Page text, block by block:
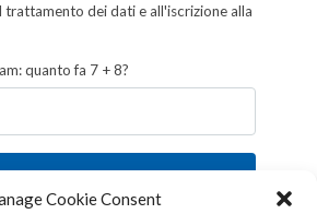
Cookie Consent
trattamento dei dati e all'iscrizione alla
quanto fa 7 + 8?
Iscriviti